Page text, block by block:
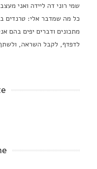
שמי רוני דה ליידה ואני
כל מה שמדבר אלי: טרנדים
מתכונים ודברים יפים בהם
לדפדף, לקבל השראה,